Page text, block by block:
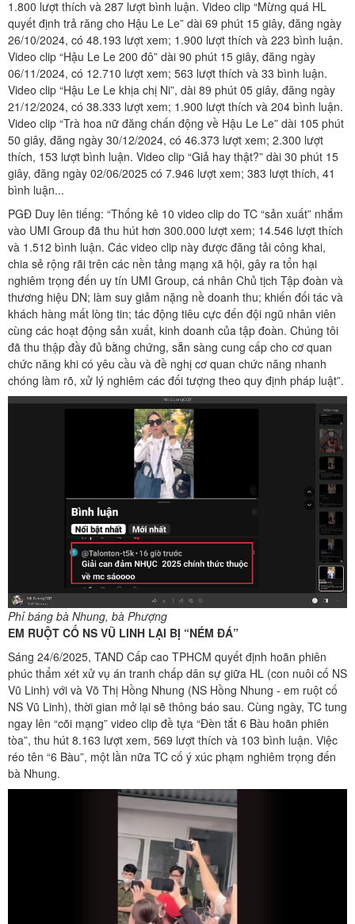
1.800 lượt thích và 287 lượt bình luận. Video clip “Mừng quá HL
quyết định trả răng cho Hậu Le Le” dài 69 phút 15 giây, đăng ngày
26/10/2024, có 48.193 lượt xem; 1.900 lượt thích và 223 bình luận.
Video clip “Hậu Le Le 200 đô” dài 90 phút 15 giây, đăng ngày
06/11/2024, có 12.710 lượt xem; 563 lượt thích và 33 bình luận.
Video clip “Hậu Le Le khịa chị Ni”, dài 89 phút 05 giây, đăng ngày
21/12/2024, có 38.333 lượt xem; 1.900 lượt thích và 204 bình luận.
Video clip “Trà hoa nữ đăng chấn động về Hậu Le Le” dài 105 phút
50 giây, đăng ngày 30/12/2024, có 46.373 lượt xem; 2.300 lượt
thích, 153 lượt bình luận. Video clip “Giả hay thật?” dài 30 phút 15
giây, đăng ngày 02/06/2025 có 7.946 lượt xem; 383 lượt thích, 41
bình luận...
PGĐ Duy lên tiếng: “Thống kê 10 video clip do TC “sản xuất” nhắm
vào UMI Group đã thu hút hơn 300.000 lượt xem; 14.546 lượt thích
và 1.512 bình luận. Các video clip này được đăng tải công khai,
chia sẻ rộng rãi trên các nền tảng mạng xã hội, gây ra tổn hại
nghiêm trọng đến uy tín UMI Group, cá nhân Chủ tịch Tập đoàn và
thương hiệu DN; làm suy giảm nặng nề doanh thu; khiến đối tác và
khách hàng mất lòng tin; tác động tiêu cực đến đội ngũ nhân viên
cùng các hoạt động sản xuất, kinh doanh của tập đoàn. Chúng tôi
đã thu thập đầy đủ bằng chứng, sẵn sàng cung cấp cho cơ quan
chức năng khi có yêu cầu và đề nghị cơ quan chức năng nhanh
chóng làm rõ, xử lý nghiêm các đối tượng theo quy định pháp luật”.
Phỉ báng bà Nhung, bà Phượng
EM RUỘT CỐ NS VŨ LINH LẠI BỊ “NÉM ĐÁ”
Sáng 24/6/2025, TAND Cấp cao TPHCM quyết định hoãn phiên
phúc thẩm xét xử vụ án tranh chấp dân sự giữa HL (con nuôi cố NS
Vũ Linh) với và Võ Thị Hồng Nhung (NS Hồng Nhung - em ruột cố
NS Vũ Linh), thời gian mở lại sẽ thông báo sau. Cùng ngày, TC tung
ngay lên “cõi mạng” video clip đề tựa “Đèn tắt 6 Bàu hoãn phiên
tòa”, thu hút 8.163 lượt xem, 569 lượt thích và 103 bình luận. Việc
réo tên “6 Bàu”, một lần nữa TC cố ý xúc phạm nghiêm trọng đến
bà Nhung.